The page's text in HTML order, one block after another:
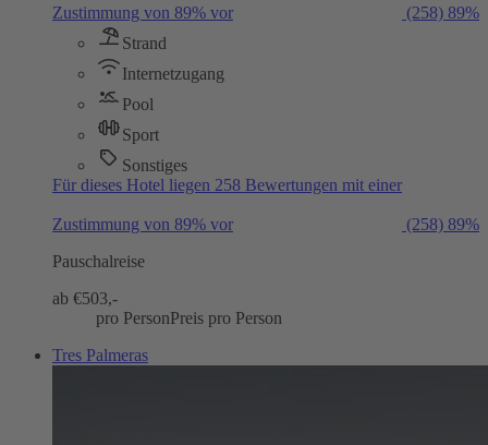
Zustimmung von 89% vor (258) 89%
Strand
Internetzugang
Pool
Sport
Sonstiges
Für dieses Hotel liegen 258 Bewertungen mit einer
Zustimmung von 89% vor (258) 89%
Pauschalreise
ab €503,-
pro PersonPreis pro Person
Tres Palmeras